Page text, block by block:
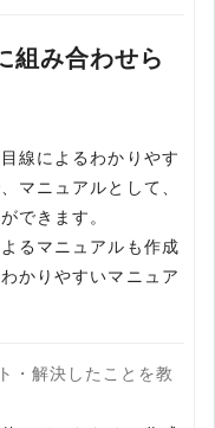
組み合わせら
線によるわかりやす
マニュアルとして、
できます。
るマニュアルも作成
かりやすいマニュア
・解決したことを教